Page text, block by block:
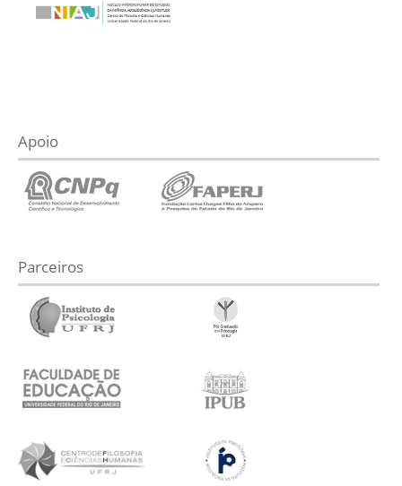
Apoio
Parceiros